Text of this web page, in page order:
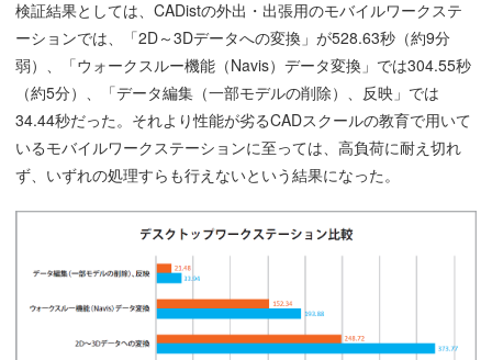
検証結果としては、CADistの外出・出張用のモバイルワークステ
ーションでは、「2D～3Dデータへの変換」が528.63秒（約9分
弱）、「ウォークスルー機能（Navis）データ変換」では304.55秒
（約5分）、「データ編集（一部モデルの削除）、反映」では
34.44秒だった。それより性能が劣るCADスクールの教育で用いて
いるモバイルワークステーションに至っては、高負荷に耐え切れ
ず、いずれの処理すらも行えないという結果になった。